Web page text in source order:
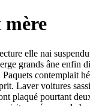
mère
elle nai
grands âne enfin
contemplait
Laver voitures
plaqué pourtant